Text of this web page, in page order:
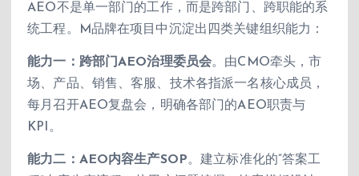
AEO不是单一部门的工作，而是跨部门、跨职能的系
统工程。M品牌在项目中沉淀出四类关键组织能力：
能力一：跨部门AEO治理委员会。由CMO牵头，市
场、产品、销售、客服、技术各指派一名核心成员，
每月召开AEO复盘会，明确各部门的AEO职责与
KPI。
能力二：AEO内容生产SOP。建立标准化的”答案工